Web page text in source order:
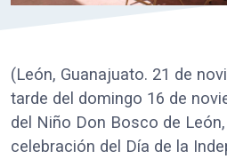
(León, Guanajuato. 21 de
tarde del domingo 16 de
del Niño Don Bosco de
celebración del Día de la